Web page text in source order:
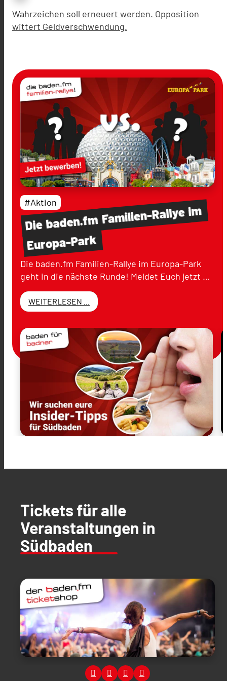
Wahrzeichen soll erneuert werden. Opposition
wittert Geldverschwendung.
Diebaden.fmFamilien-Rallyeim
Europa-Park
#Aktion
Die baden.fm Familien-Rallye im Europa-Park
geht in die nächste Runde! Meldet Euch jetzt …
WEITERLESEN ...
Tickets für alle
Veranstaltungen in
Südbaden